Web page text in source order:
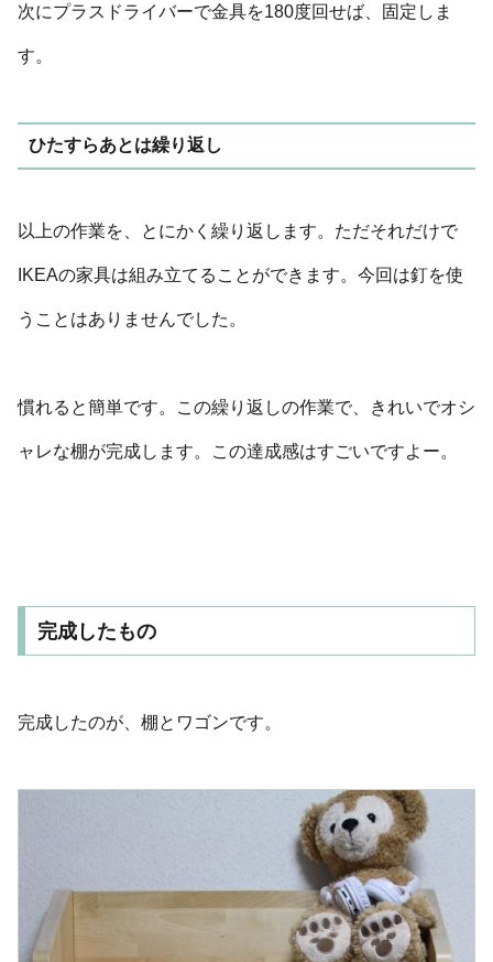
次にプラスドライバーで金具を180度回せば、固定しま
す。
ひたすらあとは繰り返し
以上の作業を、とにかく繰り返します。ただそれだけで
IKEAの家具は組み立てることができます。今回は釘を使
うことはありませんでした。
慣れると簡単です。この繰り返しの作業で、きれいでオシ
ャレな棚が完成します。この達成感はすごいですよー。
完成したもの
完成したのが、棚とワゴンです。